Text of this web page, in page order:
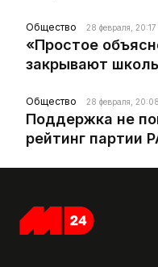
Общество 28 февраля, 20:17
«Простое
закрывают
Общество 28 февраля, 20:08
Поддержка не
рейтинг партии